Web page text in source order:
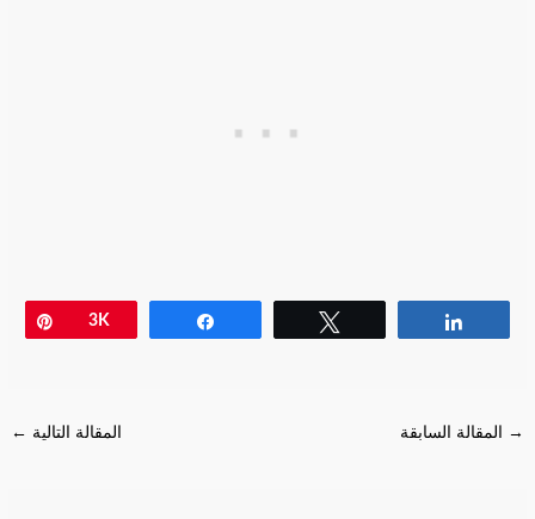
Pin3K
→ المقالة السابقة المقالة التالية ←